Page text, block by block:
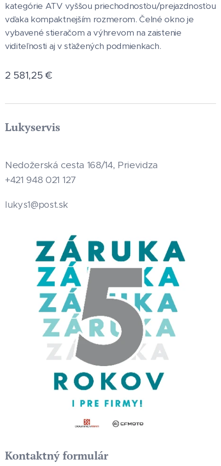
kategórie ATV vyššou priechodnosťou/prejazdnosťou
vďaka kompaktnejším rozmerom. Čelné okno je
vybavené stieračom a výhrevom na zaistenie
viditeľnosti aj v sťažených podmienkach.
2 581,25 €
Lukyservis
Nedožerská cesta 168/14, Prievidza
+421 948 021 127
lukys1@post.sk
Kontaktný formulár